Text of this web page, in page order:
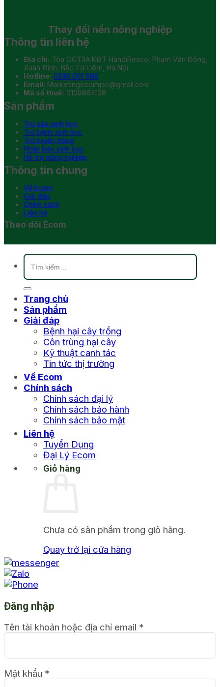
Thay đổi nền nông nghiệp
Thông tin liên hệ
Địa chỉ: Tòa OCT3A KĐT HandiResco, Phạm Văn Đồng,
Xuân Đỉnh, Bắc Từ Liêm, Hà Nội
Hotline: 0336 001 586
Email: Marketingecomjsc@gmail.com
Mã số thuế: 0109864128
Sản phẩm
Trừ sâu sinh học
Trừ bệnh sinh học
Trừ tuyến trùng
Phân bón sinh học
Hỗ trợ nông nghiệp
Thông tin chung
Về Ecom
Giải đáp
Chính sách
Liên hệ
Theo dõi Ecom
Tìm
kiếm:
Trang chủ
Sản phẩm
Giải đáp
Bệnh hại cây trồng
Côn trùng hại cây
Kỹ thuật canh tác
Tin tức thị trường
Về Ecom
Chính sách
Chính sách đại lý
Chính sách bảo hành
Chính sách bảo mật
Liên hệ
Tuyển Dụng
Đại Lý Ecom
Giỏ hàng
Chưa có sản phẩm trong giỏ hàng.
Quay trở lại cửa hàng
Đăng nhập
Tên tài khoản hoặc địa chỉ email *
Mật khẩu *